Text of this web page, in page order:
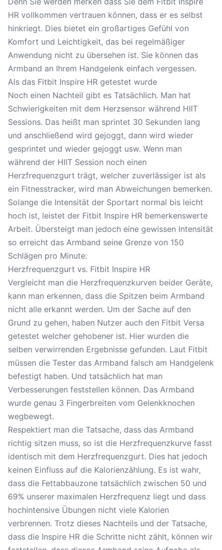
HR vollkommen vertrauen können, dass er es selbst
hinkriegt. Dies bietet ein großartiges Gefühl von
Komfort und Leichtigkeit, das bei regelmäßiger
Anwendung nicht zu übersehen ist. Sie können das
Armband an Ihrem Handgelenk einfach vergessen.
Als das Fitbit Inspire HR getestet wurde
Noch einen Nachteil gibt es Tatsächlich. Man hat
Schwierigkeiten mit dem Herzsensor während HIIT
Sessions. Das heißt man sprintet 30 Sekunden lang
und anschließend wird gejoggt, dann wird wieder
gesprintet und wieder gejoggt usw. Wenn man
während der HIIT Session noch einen
Herzfrequenzgurt trägt, welcher zuverlässiger ist als
ein Fitnesstracker, wird man Abweichungen bemerken.
Solange die Intensität der Sportart normal bis leicht
hoch ist, leistet der Fitbit Inspire HR bemerkenswerte
Arbeit. Übersteigt man jedoch eine gewissen Intensität
so erreicht das Armband seine Grenze von 150
Schlägen pro Minute.
Herzfrequenzgurt vs. Fitbit Inspire HR
Vergleicht man die Herzfrequenzkurven beider Geräte,
kann man erkennen, dass die Spitzen beim Armband
nicht alle erkannt werden. Um der Sache auf den
Grund zu gehen, haben Nutzer auch den Fitbit Versa
getestet welcher gehobener ist. Hier wurden die
selben verwirrenden Ergebnisse gefunden. Laut Fitbit
müssen die Tester das Armband falsch am Handgelenk
befestigt haben. Und tatsächlich hat man
Verbesserungen feststellen können. Das Armband
wurde genau 3 Fingerbreiten vom Gelenkknochen
wegbewegt.
Respektiert man die Tatsache, dass das Armband
richtig sitzen muss, so ist die Herzfrequenzkurve fasst
identisch mit dem Herzfrequenzgurt. Dies hat jedoch
keinen Einfluss auf die Kalorienzählung. Es ist wahr,
dass die Fettabbauzone tatsächlich zwischen 50 und
69% unserer maximalen Herzfrequenz liegt und dass
hochintensive Übungen nicht viele Kalorien
verbrennen. Trotz dieses Nachteils und der Tatsache,
dass die Inspire HR die Schritte nicht zählt, können wir